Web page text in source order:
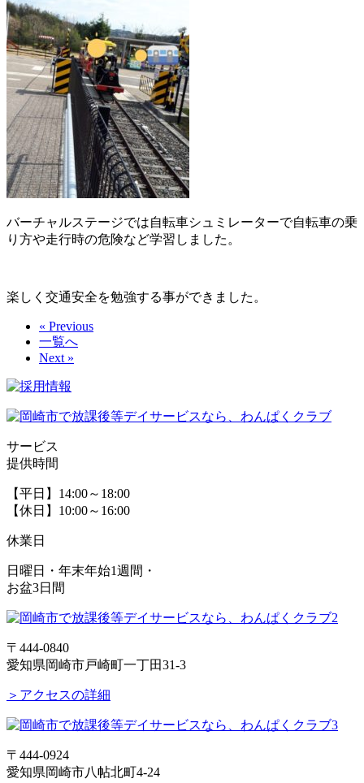
バーチャルステージでは自転車シュミレーターで自転車の乗
り方や走行時の危険など学習しました。
楽しく交通安全を勉強する事ができました。
« Previous
一覧へ
Next »
サービス
提供時間
【平日】14:00～18:00
【休日】10:00～16:00
休業日
日曜日・年末年始1週間・
お盆3日間
〒444-0840
愛知県岡崎市戸崎町一丁田31-3
＞アクセスの詳細
〒444-0924
愛知県岡崎市八帖北町4-24